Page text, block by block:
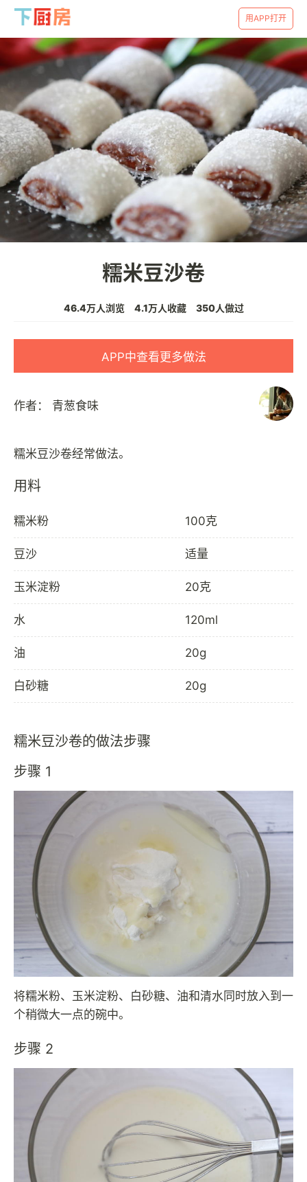
用APP打开
糯米豆沙卷
46.4万人浏览 4.1万人收藏 350人做过
APP中查看更多做法
作者： 青葱食味
用料
糯米粉 100克
豆沙 适量
玉米淀粉 20克
水 120ml
油 20g
白砂糖 20g
糯米豆沙卷的做法步骤
步骤 1
将糯米粉、玉米淀粉、白砂糖、油和清水同时放入到一
个稍微大一点的碗中。
步骤 2